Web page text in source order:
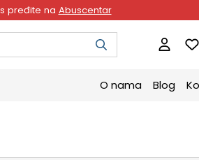
pređite na Abuscentar
O nama Blog